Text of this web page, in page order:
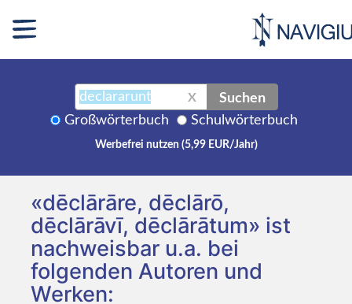
X Suchen
Großwörterbuch Schulwörterbuch
Werbefrei nutzen (5,99 EUR/Jahr)
«dēclārāre, dēclārō,
dēclārāvī, dēclārātum» ist
nachweisbar u.a. bei
folgenden Autoren und
Werken: